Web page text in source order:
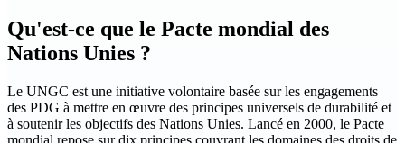
Qu'est-ce que le Pacte mondial des
Nations Unies ?
Le UNGC est une initiative volontaire basée sur les engagements
des PDG à mettre en œuvre des principes universels de durabilité et
à soutenir les objectifs des Nations Unies. Lancé en 2000, le Pacte